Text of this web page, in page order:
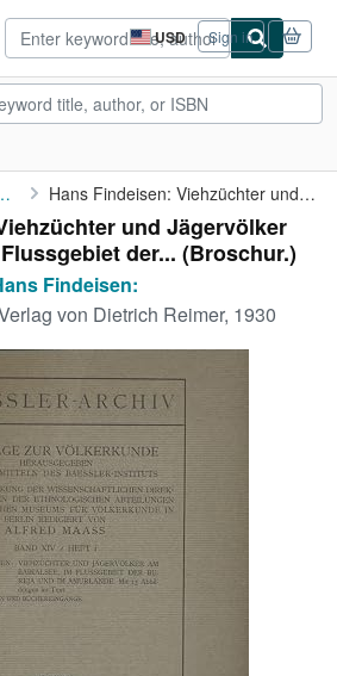
USD
Site
shopping
preferences
Sign in
CLOSE
Findeisen: Hans Findeisen: Viehzüchter und Jägervölker am Baikalsee, im ...
und Jägervölker
der... (Broschur.)
Findeisen:
von Dietrich Reimer, 1930